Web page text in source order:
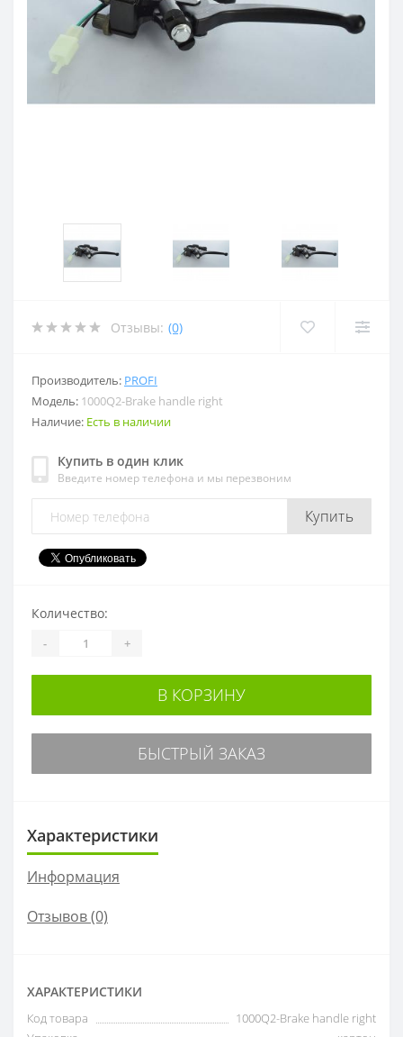
Отзывы: (0)
Производитель: PROFI
Модель: 1000Q2-Brake handle right
Наличие: Есть в наличии
Купить в один клик
Введите номер телефона и мы перезвоним
Купить
Количество:
- +
В КОРЗИНУ
БЫСТРЫЙ ЗАКАЗ
Характеристики
Информация
Отзывов (0)
ХАРАКТЕРИСТИКИ
Код товара
1000Q2-Brake handle right